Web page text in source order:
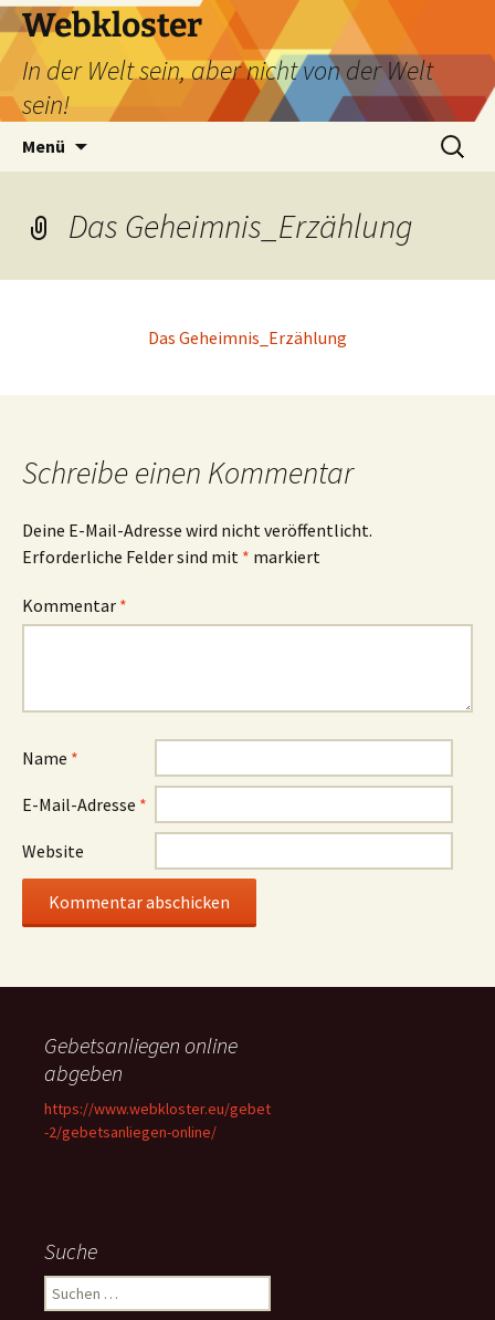
Webkloster
In der Welt sein, aber nicht von der Welt
sein!
Menü
Suchen
nach:
Das Geheimnis_Erzählung
Das Geheimnis_Erzählung
Schreibe einen Kommentar
Deine E-Mail-Adresse wird nicht veröffentlicht.
Erforderliche Felder sind mit * markiert
Kommentar *
Name *
E-Mail-Adresse *
Website
Gebetsanliegen online
abgeben
https://www.webkloster.eu/gebet
-2/gebetsanliegen-online/
Suche
Suchen
nach: